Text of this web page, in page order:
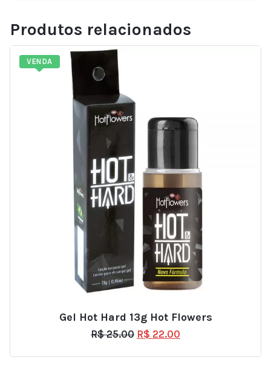
Produtos relacionados
VENDA
Gel Hot Hard 13g Hot Flowers
R$25.00 R$ 22.00